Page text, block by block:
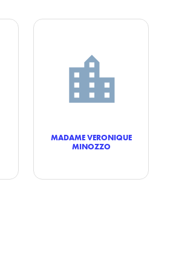
MADAME VERONIQUE
MINOZZO